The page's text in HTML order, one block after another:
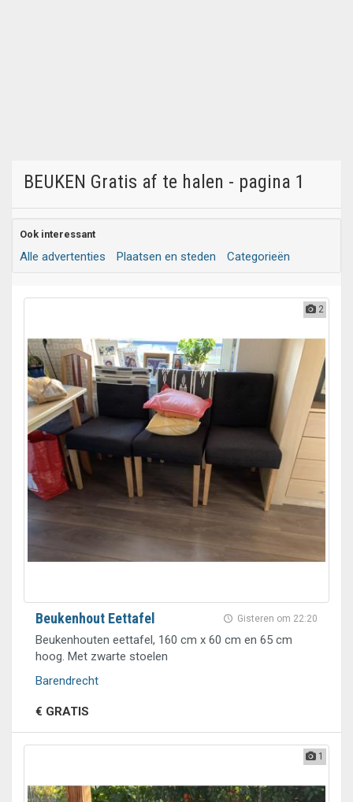
BEUKEN Gratis af te halen - pagina 1
Ook interessant
Alle advertenties Plaatsen en steden Categorieën
2
Gisteren om 22:20
Beukenhout Eettafel
Beukenhouten eettafel, 160 cm x 60 cm en 65 cm
hoog. Met zwarte stoelen
Barendrecht
€ GRATIS
1